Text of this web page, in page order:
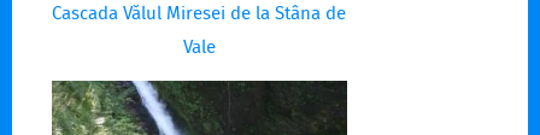
Cascada Vălul Miresei de la Stâna de
Vale